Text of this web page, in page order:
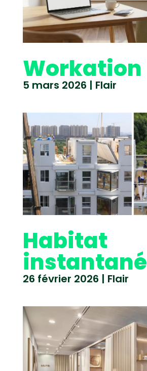
Workation
5 mars 2026 | Flair
Habitat
instantané
26 février 2026 | Flair